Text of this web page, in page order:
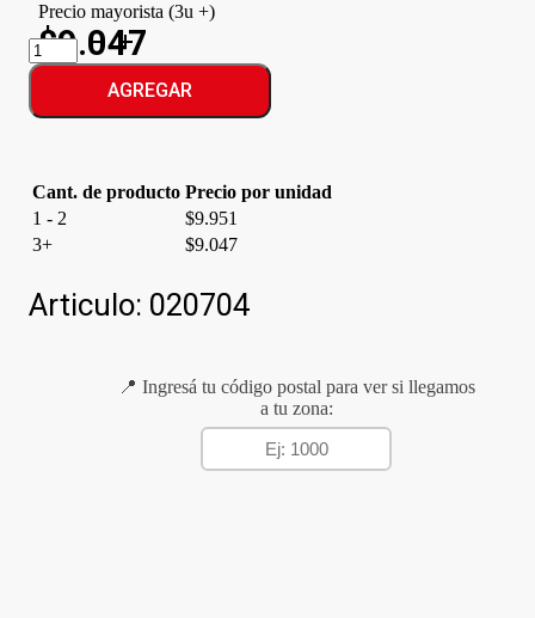
Precio mayorista (3u +)
$9.047
L.S
DCE
DE
CLASICO
AGREGAR
Cant. de producto Precio por unidad
1 - 2
$9.951
3+
$9.047
Articulo: 020704
📍 Ingresá tu código postal para ver si llegamos
a tu zona: